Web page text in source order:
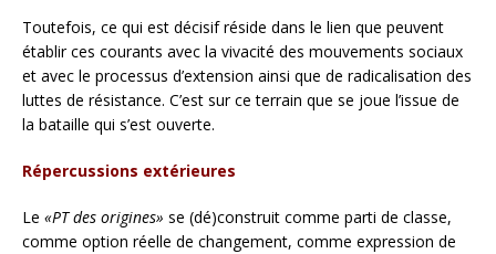
Toutefois, ce qui est décisif réside dans le lien que peuvent
établir ces courants avec la vivacité des mouvements sociaux
et avec le processus d’extension ainsi que de radicalisation des
luttes de résistance. C’est sur ce terrain que se joue l’issue de
la bataille qui s’est ouverte.
Répercussions extérieures
Le «PT des origines» se (dé)construit comme parti de classe,
comme option réelle de changement, comme expression de